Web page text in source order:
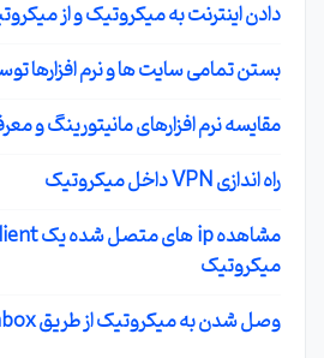
دادن اینترنت به میکروتیک و از
بستن تمامی سایت ها و نرم افزارها
مقایسه نرم افزارهای مانیتورینگ و
راه اندازی VPN داخل میکروتیک
میکروتیک
وصل شدن به میکروتیک از طریق Winbox